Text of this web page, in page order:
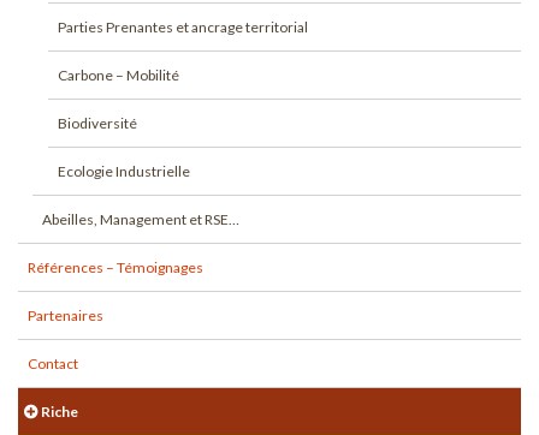
Parties Prenantes et ancrage territorial
Carbone – Mobilité
Biodiversité
Ecologie Industrielle
Abeilles, Management et RSE…
Références – Témoignages
Partenaires
Contact
Riche